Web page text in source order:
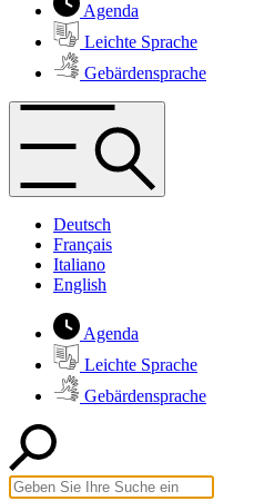
Agenda
Leichte Sprache
Gebärdensprache
Deutsch
Français
Italiano
English
Agenda
Leichte Sprache
Gebärdensprache